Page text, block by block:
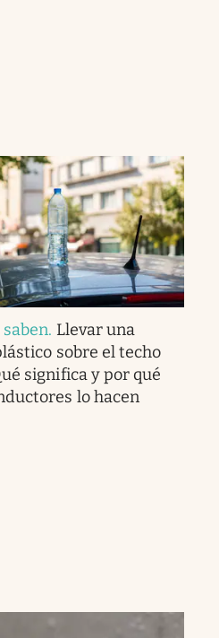
. Llevar una
sobre el techo
significa y por qué
lo hacen